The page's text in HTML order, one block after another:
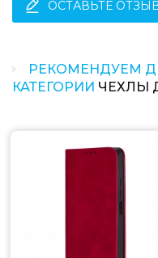
ОСТАВЬТЕ
РЕКОМЕНДУЕМ
КАТЕГОРИИ ЧЕХЛЫ